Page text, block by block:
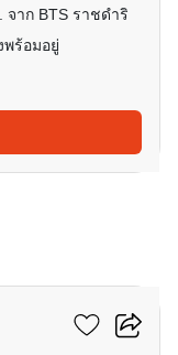
จาก BTS ราชดำริ
พร้อมอยู่